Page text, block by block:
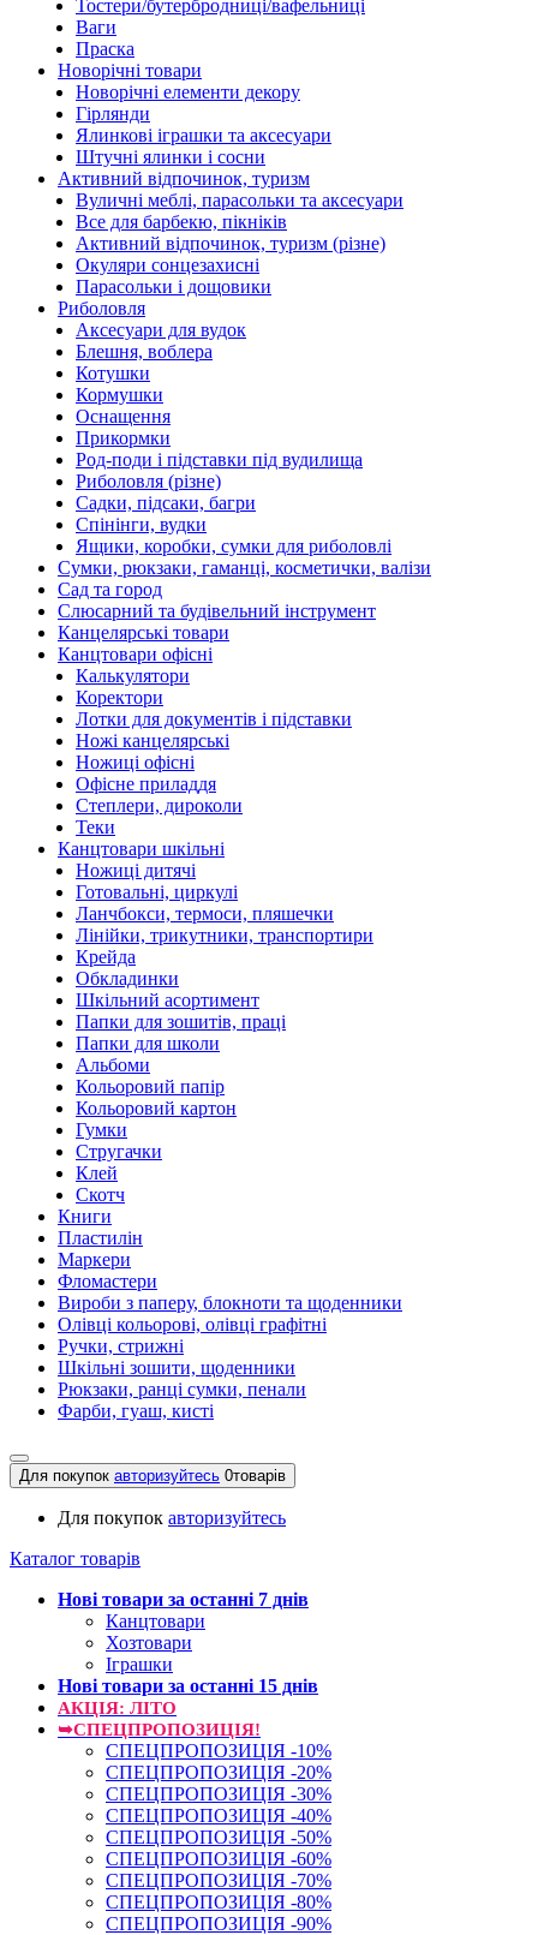
Тостери/бутербродниці/вафельниці
Ваги
Праска
Новорічні товари
Новорічні елементи декору
Гірлянди
Ялинкові іграшки та аксесуари
Штучні ялинки і сосни
Активний відпочинок, туризм
Вуличні меблі, парасольки та аксесуари
Все для барбекю, пікніків
Активний відпочинок, туризм (різне)
Окуляри сонцезахисні
Парасольки і дощовики
Риболовля
Аксесуари для вудок
Блешня, воблера
Котушки
Кормушки
Оснащення
Прикормки
Род-поди і підставки під вудилища
Риболовля (різне)
Садки, підсаки, багри
Спінінги, вудки
Ящики, коробки, сумки для риболовлі
Сумки, рюкзаки, гаманці, косметички, валізи
Сад та город
Слюсарний та будівельний інструмент
Канцелярські товари
Канцтовари офісні
Калькулятори
Коректори
Лотки для документів і підставки
Ножі канцелярські
Ножиці офісні
Офісне приладдя
Степлери, дироколи
Теки
Канцтовари шкільні
Ножиці дитячі
Готовальні, циркулі
Ланчбокси, термоси, пляшечки
Лінійки, трикутники, транспортири
Крейда
Обкладинки
Шкільний асортимент
Папки для зошитів, праці
Папки для школи
Альбоми
Кольоровий папір
Кольоровий картон
Гумки
Стругачки
Клей
Скотч
Книги
Пластилін
Маркери
Фломастери
Вироби з паперу, блокноти та щоденники
Олівці кольорові, олівці графітні
Ручки, стрижні
Шкільні зошити, щоденники
Рюкзаки, ранці сумки, пенали
Фарби, гуаш, кисті
Для покупок авторизуйтесь 0товарів
Для покупок авторизуйтесь
Каталог товарів
Нові товари за останнi 7 днiв
Канцтовари
Хозтовари
Іграшки
Нові товари за останнi 15 днiв
АКЦІЯ: ЛІТО
➥СПЕЦПРОПОЗИЦІЯ!
СПЕЦПРОПОЗИЦІЯ -10%
СПЕЦПРОПОЗИЦІЯ -20%
СПЕЦПРОПОЗИЦІЯ -30%
СПЕЦПРОПОЗИЦІЯ -40%
СПЕЦПРОПОЗИЦІЯ -50%
СПЕЦПРОПОЗИЦІЯ -60%
СПЕЦПРОПОЗИЦІЯ -70%
СПЕЦПРОПОЗИЦІЯ -80%
СПЕЦПРОПОЗИЦІЯ -90%